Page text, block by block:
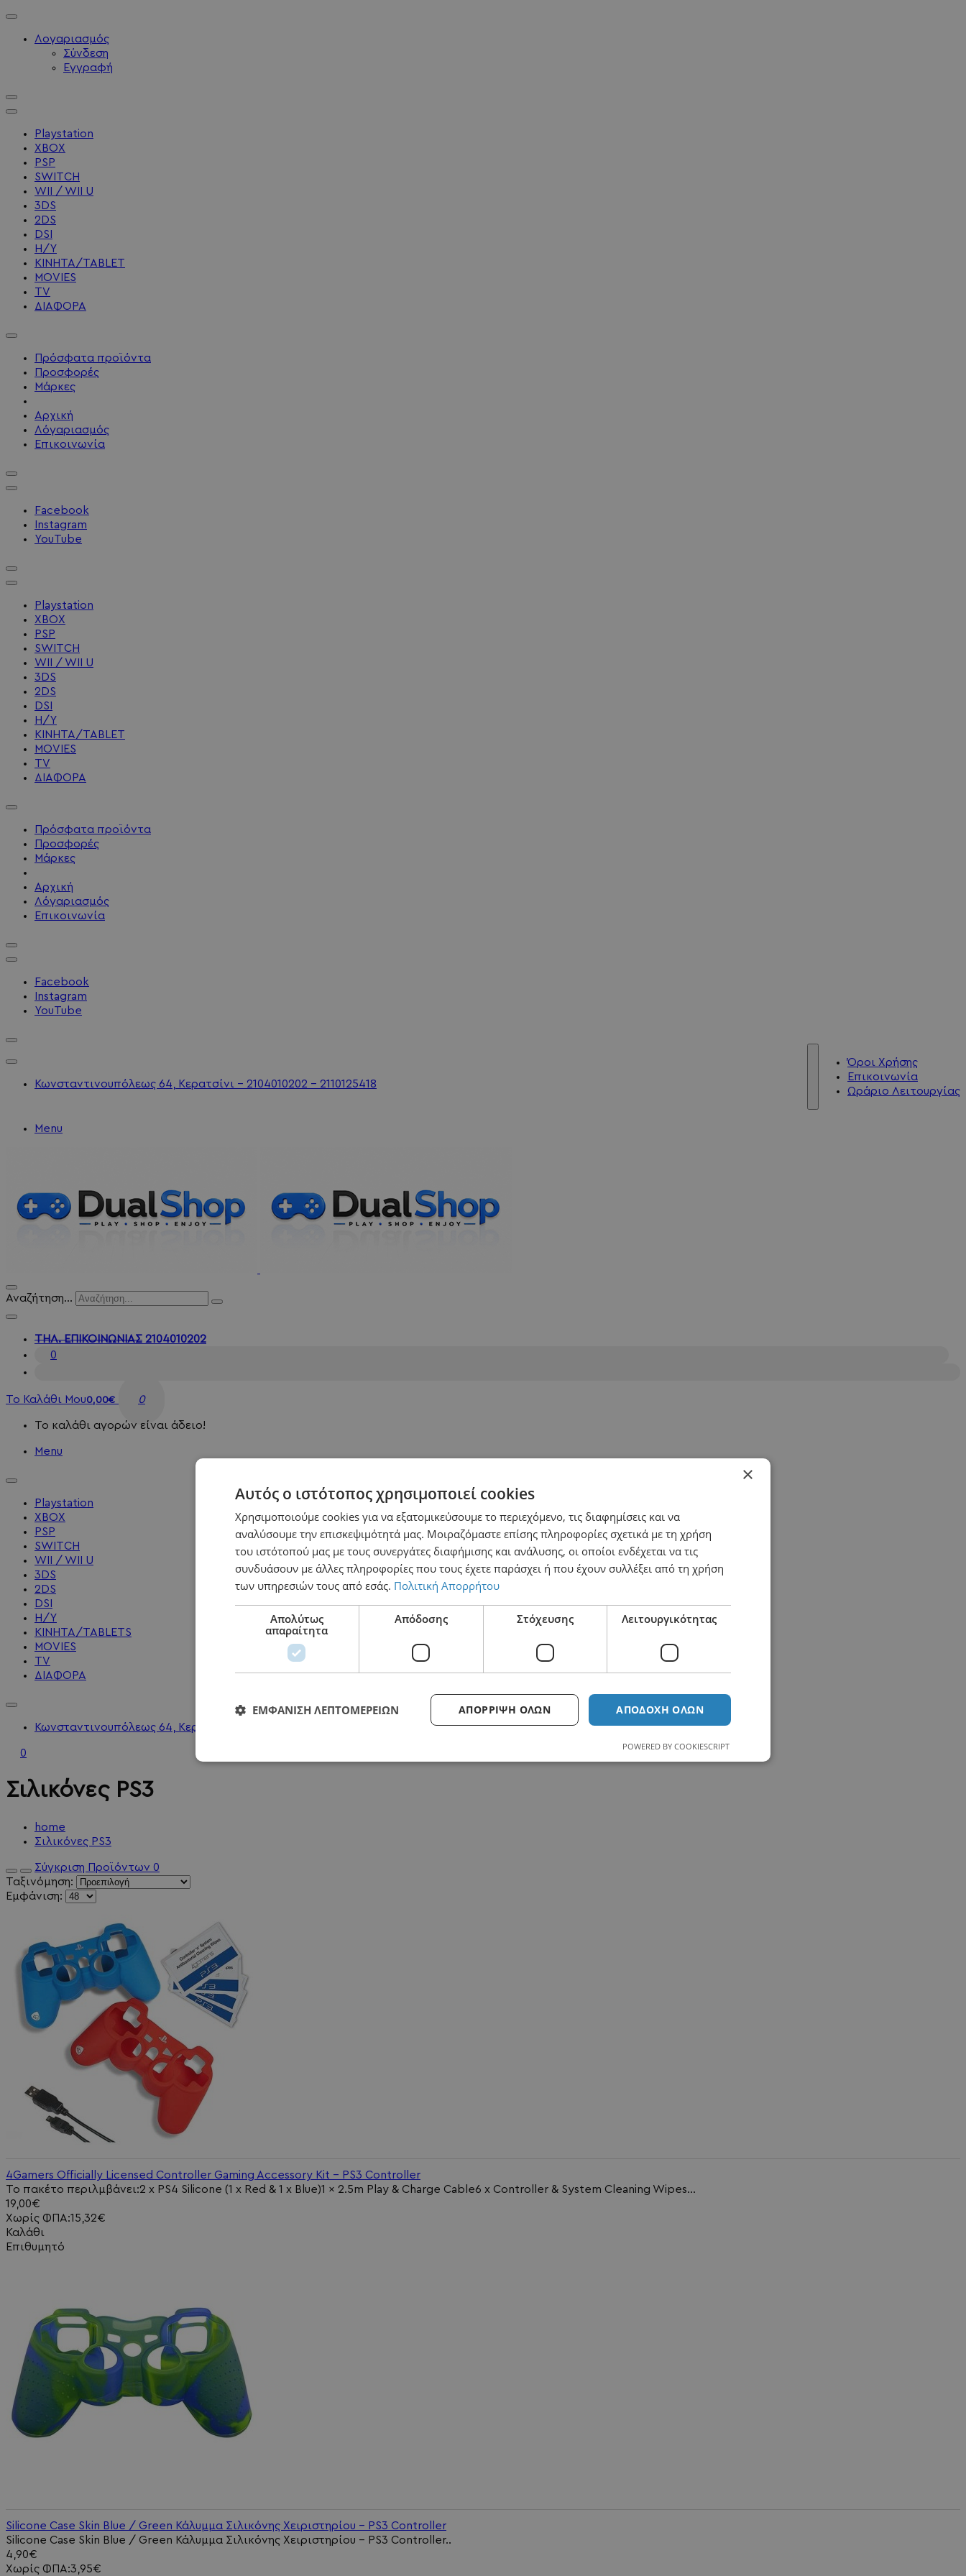
Λογαριασμός
Σύνδεση
Εγγραφή
Playstation
XBOX
PSP
SWITCH
WII / WII U
3DS
2DS
DSI
Η/Υ
ΚΙΝΗΤΑ/TABLET
MOVIES
TV
ΔΙΑΦΟΡΑ
Πρόσφατα προϊόντα
Προσφορές
Μάρκες
Αρχική
Λόγαριασμός
Επικοινωνία
Facebook
Instagram
YouTube
Playstation
XBOX
PSP
SWITCH
WII / WII U
3DS
2DS
DSI
Η/Υ
ΚΙΝΗΤΑ/TABLET
MOVIES
TV
ΔΙΑΦΟΡΑ
Πρόσφατα προϊόντα
Προσφορές
Μάρκες
Αρχική
Λόγαριασμός
Επικοινωνία
Facebook
Instagram
YouTube
Κωνσταντινουπόλεως 64, Κερατσίνι - 2104010202 - 2110125418
Όροι Χρήσης
Επικοινωνία
Ωράριο Λειτουργίας
Menu
Αναζήτηση...
ΤΗΛ. ΕΠΙΚΟΙΝΩΝΙΑΣ 2104010202
0
Το Καλάθι Μου0,00€ 0
Το καλάθι αγορών είναι άδειο!
Menu
Playstation
XBOX
PSP
SWITCH
WII / WII U
3DS
2DS
DSI
Η/Υ
KINHTA/TABLETS
MOVIES
TV
ΔΙΑΦΟΡΑ
Κωνσταντινουπόλεως 64, Κερατσίνι - 2104010202 - 2110125418
0
Σιλικόνες PS3
home
Σιλικόνες PS3
Σύγκριση Προϊόντων 0
Ταξινόμηση:
Εμφάνιση:
4Gamers Officially Licensed Controller Gaming Accessory Kit - PS3 Controller
Το πακέτο περιλμβάνει:2 x PS4 Silicone (1 x Red & 1 x Blue)1 x 2.5m Play & Charge Cable6 x Controller & System Cleaning Wipes...
19,00€
Χωρίς ΦΠΑ:15,32€
Καλάθι
Επιθυμητό
Silicone Case Skin Blue / Green Κάλυμμα Σιλικόνης Χειριστηρίου - PS3 Controller
Silicone Case Skin Blue / Green Κάλυμμα Σιλικόνης Χειριστηρίου - PS3 Controller..
4,90€
Χωρίς ΦΠΑ:3,95€
×
Αυτός ο ιστότοπος χρησιμοποιεί cookies
Χρησιμοποιούμε cookies για να εξατομικεύσουμε το περιεχόμενο, τις διαφημίσεις και να
αναλύσουμε την επισκεψιμότητά μας. Μοιραζόμαστε επίσης πληροφορίες σχετικά με τη χρήση
του ιστότοπού μας με τους συνεργάτες διαφήμισης και ανάλυσης, οι οποίοι ενδέχεται να τις
συνδυάσουν με άλλες πληροφορίες που τους έχετε παράσχει ή που έχουν συλλέξει από τη χρήση
των υπηρεσιών τους από εσάς. Πολιτική Απορρήτου
Απολύτως
απαραίτητα
Απόδοσης Στόχευσης Λειτουργικότητας
ΑΠΟΔΟΧΉ ΌΛΩΝ
ΑΠΌΡΡΙΨΗ ΌΛΩΝ
ΕΜΦΆΝΙΣΗ ΛΕΠΤΟΜΕΡΕΙΏΝ
POWERED BY COOKIESCRIPT